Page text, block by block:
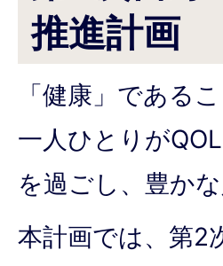
推進計画
「健康」である
一人ひとりが
を過ごし、豊か
本計画では、第2